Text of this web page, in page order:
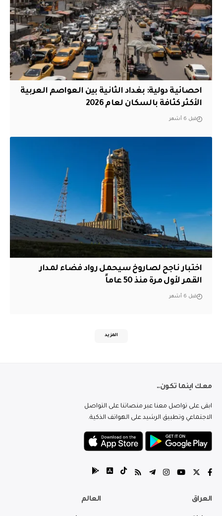
احصائية دولية: بغداد الثانية بين العواصم العربية
الأكثر كثافة بالسكان لعام 2026
قبل 6 أشهر
اختبار ناجح لصاروخ سيحمل رواد فضاء لمدار
القمر لأول مرة منذ 50 عاماً
قبل 6 أشهر
المزيد
معك اينما تكون..
ابقى على تواصل معنا عبر منصاتنا على التواصل
الاجتماعي وتطبيق الرشيد على الهواتف الذكية.
العراق العالم